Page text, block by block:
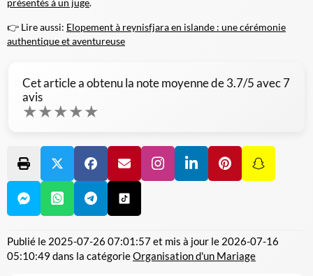
👉 Lire aussi: Elopement à reynisfjara en islande : une cérémonie
authentique et aventureuse
Cet article a obtenu la note moyenne de3.7/5 avec7
avis
★★★★★
Publié le 2025-07-26 07:01:57et mis à jour le 2026-07-16
05:10:49 dans la catégorieOrganisation d'un Mariage